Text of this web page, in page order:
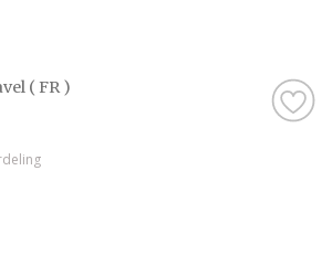
( FR )